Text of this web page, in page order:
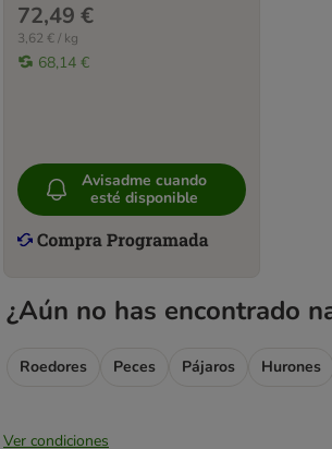
72,49 €
3,62 € / kg
68,14 €
Avisadme cuando
esté disponible
¿Aún no has encontrado
Roedores Peces Pájaros Hurones
Ver condiciones